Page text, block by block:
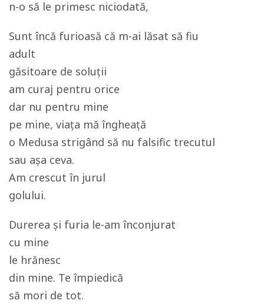
n-o să le primesc niciodată,
Sunt încă furioasă că m-ai lăsat să fiu
adult
găsitoare de soluții
am curaj pentru orice
dar nu pentru mine
pe mine, viața mă îngheață
o Medusa strigând să nu falsific trecutul
sau așa ceva.
Am crescut în jurul
golului.
Durerea și furia le-am înconjurat
cu mine
le hrănesc
din mine. Te împiedică
să mori de tot.